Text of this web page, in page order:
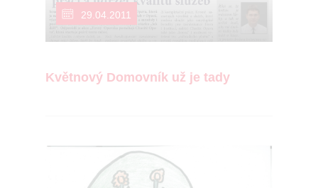
29.04.2011
Květnový Domovník už je tady